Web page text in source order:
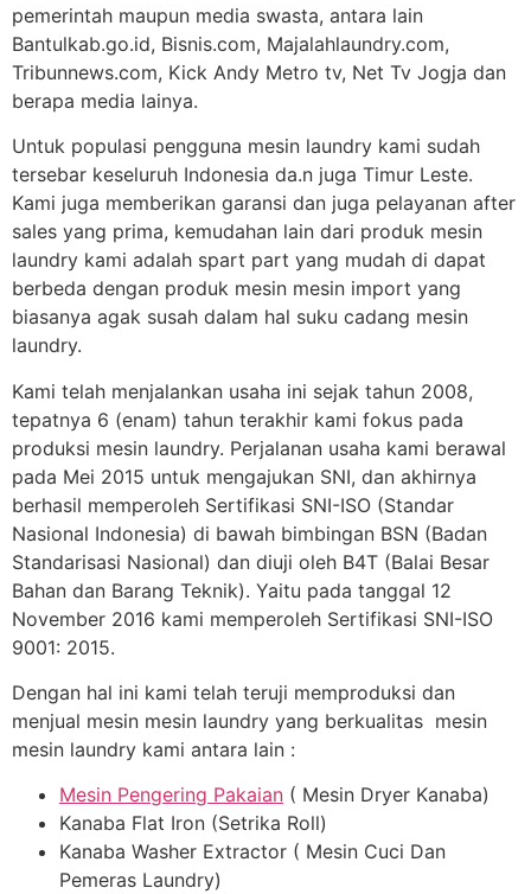
pemerintah maupun media swasta, antara lain
Bantulkab.go.id, Bisnis.com, Majalahlaundry.com,
Tribunnews.com, Kick Andy Metro tv, Net Tv Jogja dan
berapa media lainya.
Untuk populasi pengguna mesin laundry kami sudah
tersebar keseluruh Indonesia da.n juga Timur Leste.
Kami juga memberikan garansi dan juga pelayanan after
sales yang prima, kemudahan lain dari produk mesin
laundry kami adalah spart part yang mudah di dapat
berbeda dengan produk mesin mesin import yang
biasanya agak susah dalam hal suku cadang mesin
laundry.
Kami telah menjalankan usaha ini sejak tahun 2008,
tepatnya 6 (enam) tahun terakhir kami fokus pada
produksi mesin laundry. Perjalanan usaha kami berawal
pada Mei 2015 untuk mengajukan SNI, dan akhirnya
berhasil memperoleh Sertifikasi SNI-ISO (Standar
Nasional Indonesia) di bawah bimbingan BSN (Badan
Standarisasi Nasional) dan diuji oleh B4T (Balai Besar
Bahan dan Barang Teknik). Yaitu pada tanggal 12
November 2016 kami memperoleh Sertifikasi SNI-ISO
9001: 2015.
Dengan hal ini kami telah teruji memproduksi dan
menjual mesin mesin laundry yang berkualitas mesin
mesin laundry kami antara lain :
Mesin Pengering Pakaian ( Mesin Dryer Kanaba)
Kanaba Flat Iron (Setrika Roll)
Kanaba Washer Extractor ( Mesin Cuci Dan
Pemeras Laundry)